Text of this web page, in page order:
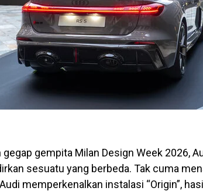
gegap gempita Milan Design Week 2026,
sesuatu yang berbeda. Tak cuma
memperkenalkan instalasi “Origin”,